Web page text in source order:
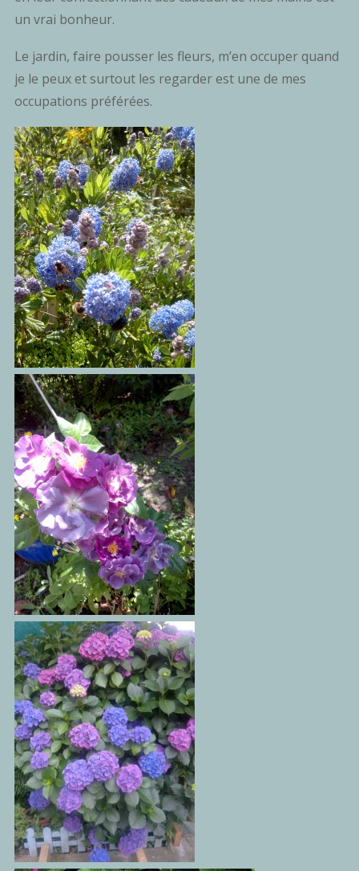
un vrai bonheur.
Le jardin, faire pousser les fleurs, m’en occuper quand
je le peux et surtout les regarder est une de mes
occupations préférées.